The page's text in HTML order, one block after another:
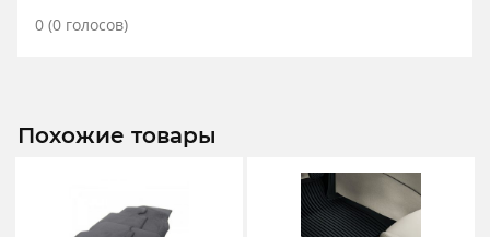
0 (0 голосов)
Похожие товары